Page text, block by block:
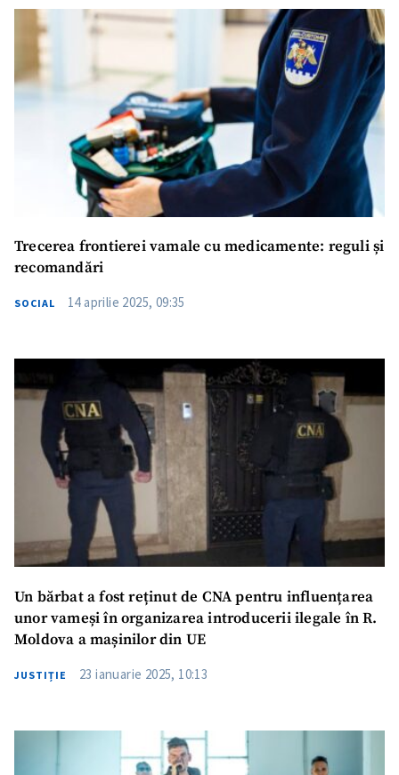
Trecerea frontierei vamale cu medicamente: reguli și
recomandări
SOCIAL 14 aprilie 2025, 09:35
Un bărbat a fost reținut de CNA pentru influențarea
unor vameși în organizarea introducerii ilegale în R.
Moldova a mașinilor din UE
JUSTIȚIE 23 ianuarie 2025, 10:13